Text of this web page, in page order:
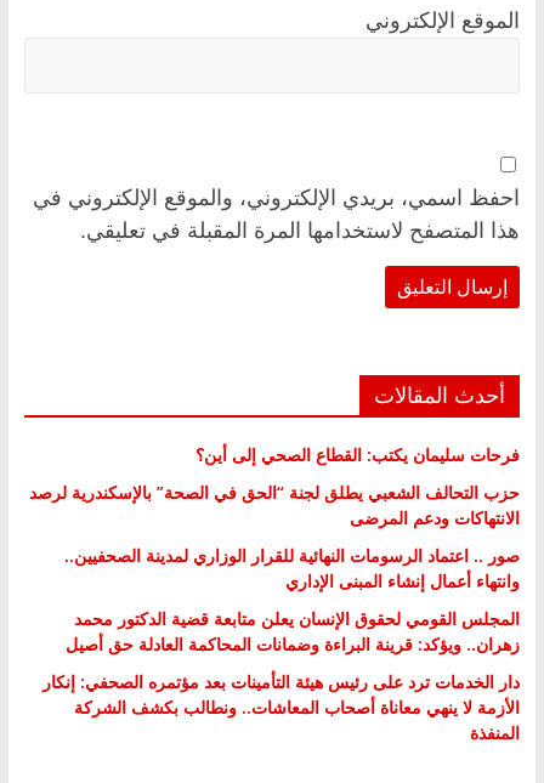
الموقع الإلكتروني
احفظ اسمي، بريدي الإلكتروني، والموقع الإلكتروني في
هذا المتصفح لاستخدامها المرة المقبلة في تعليقي.
أحدث المقالات
فرحات سليمان يكتب: القطاع الصحي إلى أين؟
حزب التحالف الشعبي يطلق لجنة “الحق في الصحة” بالإسكندرية لرصد
الانتهاكات ودعم المرضى
صور .. اعتماد الرسومات النهائية للقرار الوزاري لمدينة الصحفيين..
وانتهاء أعمال إنشاء المبنى الإداري
المجلس القومي لحقوق الإنسان يعلن متابعة قضية الدكتور محمد
زهران.. ويؤكد: قرينة البراءة وضمانات المحاكمة العادلة حق أصيل
دار الخدمات ترد على رئيس هيئة التأمينات بعد مؤتمره الصحفي: إنكار
الأزمة لا ينهي معاناة أصحاب المعاشات.. ونطالب بكشف الشركة
المنفذة